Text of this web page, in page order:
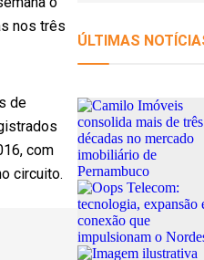
nos três
de
com
circuito.